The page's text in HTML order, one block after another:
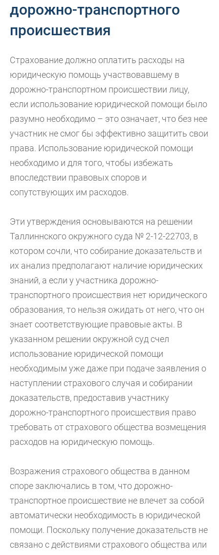
дорожно-транспортного
происшествия
Страхование должно оплатить расходы на
юридическую помощь участвовавшему в
дорожно-транспортном происшествии лицу,
если использование юридической помощи было
разумно необходимо – это означает, что без нее
участник не смог бы эффективно защитить свои
права. Использование юридической помощи
необходимо и для того, чтобы избежать
впоследствии правовых споров и
сопутствующих им расходов.
Эти утверждения основываются на решении
Таллиннского окружного суда № 2-12-22703, в
котором сочли, что собирание доказательств и
их анализ предполагают наличие юридических
знаний, а если у участника дорожно-
транспортного происшествия нет юридического
образования, то нельзя ожидать от него, что он
знает соответствующие правовые акты. В
указанном решении окружной суд счел
использование юридической помощи
необходимым уже даже при подаче заявления о
наступлении страхового случая и собирании
доказательств, предоставив участнику
дорожно-транспортного происшествия право
требовать от страхового общества возмещения
расходов на юридическую помощь.
Возражения страхового общества в данном
споре заключались в том, что дорожно-
транспортное происшествие не влечет за собой
автоматически необходимость в юридической
помощи. Поскольку получение доказательств не
связано с действиями страхового общества или